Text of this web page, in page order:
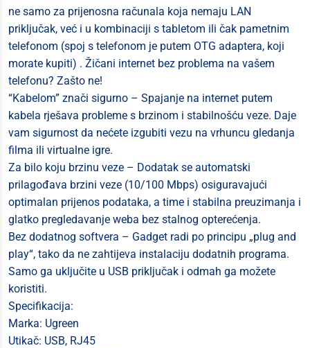
ne samo za prijenosna računala koja nemaju LAN
priključak, već i u kombinaciji s tabletom ili čak pametnim
telefonom (spoj s telefonom je putem OTG adaptera, koji
morate kupiti) . Žičani internet bez problema na vašem
telefonu? Zašto ne!
“Kabelom” znači sigurno – Spajanje na internet putem
kabela rješava probleme s brzinom i stabilnošću veze. Daje
vam sigurnost da nećete izgubiti vezu na vrhuncu gledanja
filma ili virtualne igre.
Za bilo koju brzinu veze – Dodatak se automatski
prilagođava brzini veze (10/100 Mbps) osiguravajući
optimalan prijenos podataka, a time i stabilna preuzimanja i
glatko pregledavanje weba bez stalnog opterećenja.
Bez dodatnog softvera – Gadget radi po principu „plug and
play“, tako da ne zahtijeva instalaciju dodatnih programa.
Samo ga uključite u USB priključak i odmah ga možete
koristiti.
Specifikacija:
Marka: Ugreen
Utikač: USB, RJ45